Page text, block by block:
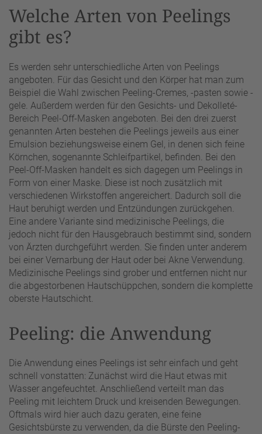
Welche Arten von Peelings
gibt es?
Es werden sehr unterschiedliche Arten von Peelings
angeboten. Für das Gesicht und den Körper hat man zum
Beispiel die Wahl zwischen Peeling-Cremes, -pasten sowie -
gele. Außerdem werden für den Gesichts- und Dekolleté-
Bereich Peel-Off-Masken angeboten. Bei den drei zuerst
genannten Arten bestehen die Peelings jeweils aus einer
Emulsion beziehungsweise einem Gel, in denen sich feine
Körnchen, sogenannte Schleifpartikel, befinden. Bei den
Peel-Off-Masken handelt es sich dagegen um Peelings in
Form von einer Maske. Diese ist noch zusätzlich mit
verschiedenen Wirkstoffen angereichert. Dadurch soll die
Haut beruhigt werden und Entzündungen zurückgehen.
Eine andere Variante sind medizinische Peelings, die
jedoch nicht für den Hausgebrauch bestimmt sind, sondern
von Ärzten durchgeführt werden. Sie finden unter anderem
bei einer Vernarbung der Haut oder bei Akne Verwendung.
Medizinische Peelings sind grober und entfernen nicht nur
die abgestorbenen Hautschüppchen, sondern die komplette
oberste Hautschicht.
Peeling: die Anwendung
Die Anwendung eines Peelings ist sehr einfach und geht
schnell vonstatten: Zunächst wird die Haut etwas mit
Wasser angefeuchtet. Anschließend verteilt man das
Peeling mit leichtem Druck und kreisenden Bewegungen.
Oftmals wird hier auch dazu geraten, eine feine
Gesichtsbürste zu verwenden, da die Bürste den Peeling-